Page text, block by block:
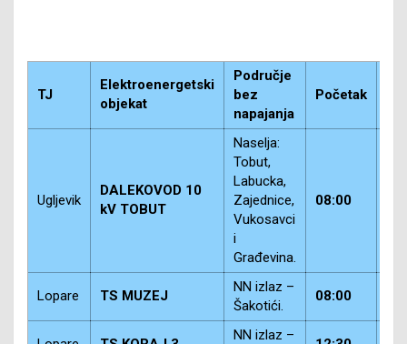
TJ
Elektroenergetski
objekat
Područje
bez
napajanja
Početak
Ugljevik
DALEKOVOD 10
kV TOBUT
Naselja:
Tobut,
Labucka,
Zajednice,
Vukosavci
i
Građevina.
08:00
Lopare TS MUZEJ
NN izlaz –
Šakotići.
08:00
NN izlaz –